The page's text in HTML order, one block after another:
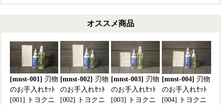
オススメ商品
[mnst-001] 刃物
のお手入れｾｯﾄ
[001] トヨクニ
[mnst-002] 刃物
のお手入れｾｯﾄ
[002] トヨクニ
[mnst-003] 刃物
のお手入れｾｯﾄ
[003] トヨクニ
[mnst-004] 刃物
のお手入れｾｯﾄ
[004] トヨクニ